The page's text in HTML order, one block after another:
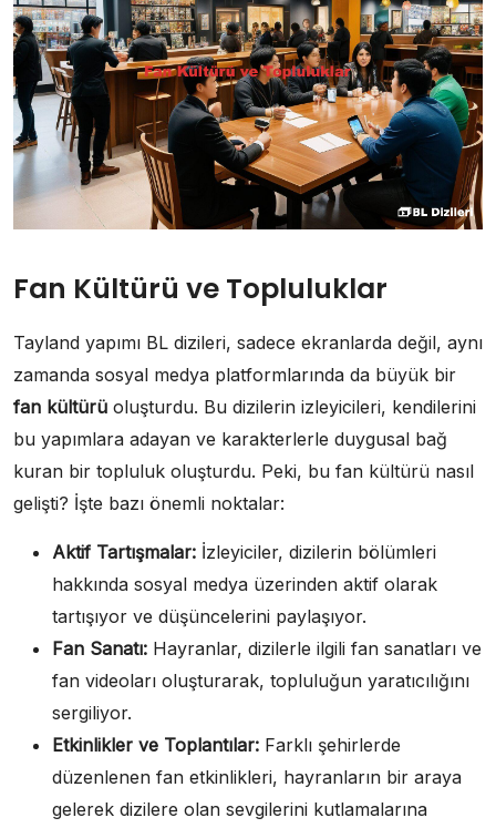
Fan Kültürü ve Topluluklar
Tayland yapımı BL dizileri, sadece ekranlarda değil, aynı
zamanda sosyal medya platformlarında da büyük bir
fan kültürü oluşturdu. Bu dizilerin izleyicileri, kendilerini
bu yapımlara adayan ve karakterlerle duygusal bağ
kuran bir topluluk oluşturdu. Peki, bu fan kültürü nasıl
gelişti? İşte bazı önemli noktalar:
Aktif Tartışmalar: İzleyiciler, dizilerin bölümleri
hakkında sosyal medya üzerinden aktif olarak
tartışıyor ve düşüncelerini paylaşıyor.
Fan Sanatı: Hayranlar, dizilerle ilgili fan sanatları ve
fan videoları oluşturarak, topluluğun yaratıcılığını
sergiliyor.
Etkinlikler ve Toplantılar: Farklı şehirlerde
düzenlenen fan etkinlikleri, hayranların bir araya
gelerek dizilere olan sevgilerini kutlamalarına